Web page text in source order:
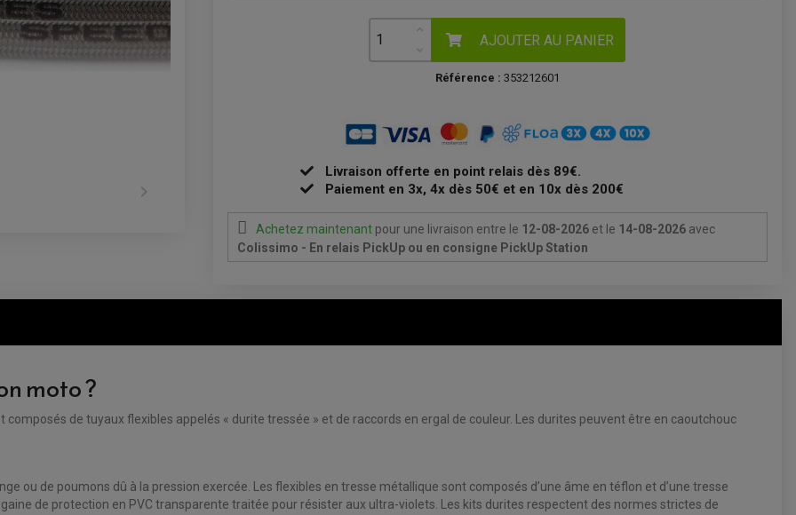

AJOUTER AU PANIER
Référence : 353212601
Livraison offerte en point relais dès 89€.
Paiement en 3x, 4x dès 50€ et en 10x dès 200€
Achetez maintenant pour une livraison entre le 12-08-2026 et le 14-08-2026 avec
Colissimo - En relais PickUp ou en consigne PickUp Station
moto ?
de tuyaux flexibles appelés « durite tressée » et de raccords en ergal de couleur. Les durites peuvent être en caoutchouc
ou de poumons dû à la pression exercée. Les flexibles en tresse métallique sont composés d’une âme en téflon et d’une tresse
de protection en PVC transparente traitée pour résister aux ultra-violets. Les kits durites respectent des normes strictes de